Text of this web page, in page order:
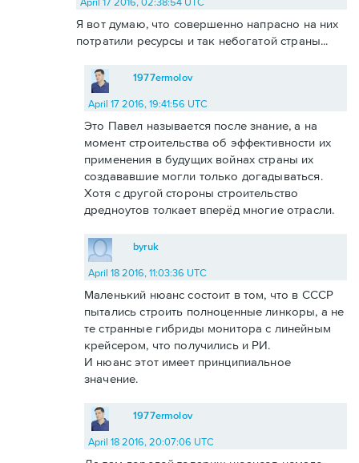
Я вот думаю, что совершенно напрасно на них
потратили ресурсы и так небогатой страны...
1977ermolov
April 17 2016, 19:41:56 UTC
Это Павел называется после знание, а на
момент строительства об эффективности их
применения в будущих войнах страны их
создававшие могли только догадываться.
Хотя с другой стороны строительство
дредноутов толкает вперёд многие отрасли.
byruk
April 18 2016, 11:03:36 UTC
Маленький нюанс состоит в том, что в СССР
пытались строить полноценные линкоры, а не
те странные гибриды монитора с линейным
крейсером, что получились и РИ.
И нюанс этот имеет принципиальное
значение.
1977ermolov
April 18 2016, 20:07:06 UTC